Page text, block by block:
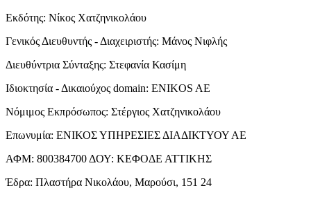
Εκδότης: Νίκος Χατζηνικολάου
Γενικός Διευθυντής - Διαχειριστής: Μάνος Νιφλής
Διευθύντρια Σύνταξης: Στεφανία Κασίμη
Ιδιοκτησία - Δικαιούχος domain: ENIKOS AE
Νόμιμος Εκπρόσωπος: Στέργιος Χατζηνικολάου
Επωνυμία: ΕΝΙΚΟΣ ΥΠΗΡΕΣΙΕΣ ΔΙΑΔΙΚΤΥΟΥ ΑΕ
ΑΦΜ: 800384700 ΔΟΥ: ΚΕΦΟΔΕ ΑΤΤΙΚΗΣ
Έδρα: Πλαστήρα Νικολάου, Μαρούσι, 151 24